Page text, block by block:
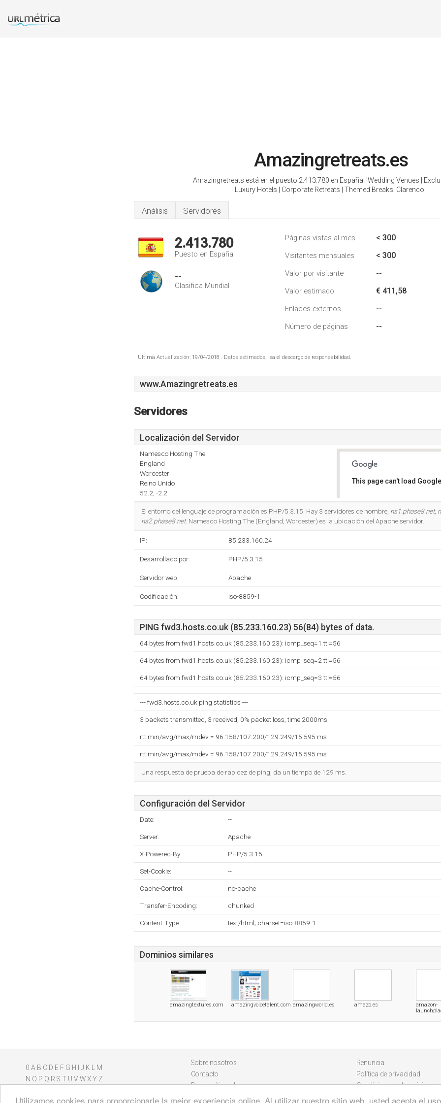
Utilizamos cookies para proporcionarle la mejor experiencia online. Al utilizar nuestro sitio web, usted acepta el
Amazingretreats.es
Amazingretreats está en el puesto 2.413.780 en España. 'Wedding Venues |
Luxury Hotels | Corporate Retreats | Themed Breaks: Clarenco.'
Análisis Servidores
2.413.780
Puesto en España
--
Clasifica Mundial
Páginas vistas al mes < 300
Visitantes mensuales < 300
Valor por visitante --
Valor estimado € 411,58
Enlaces externos --
Número de páginas --
Última Actualización: 19/04/2018 . Datos estimados, lea el descargo de responsabilidad.
www.Amazingretreats.es
Servidores
Localización del Servidor
Namesco Hosting The
England
Worcester
Reino Unido
52.2, -2.2
This page can't load
El entorno del lenguaje de programación es PHP/5.3.15. Hay 3 servidores de nombre, ns1.phase8.net,
ns2.phase8.net. Namesco Hosting The (England, Worcester) es la ubicación del Apache servidor.
IP: 85.233.160.24
Desarrollado por: PHP/5.3.15
Servidor web: Apache
Codificación: iso-8859-1
PING fwd3.hosts.co.uk (85.233.160.23) 56(84) bytes of data.
64 bytes from fwd1.hosts.co.uk (85.233.160.23): icmp_seq=1 ttl=56
64 bytes from fwd1.hosts.co.uk (85.233.160.23): icmp_seq=2 ttl=56
64 bytes from fwd1.hosts.co.uk (85.233.160.23): icmp_seq=3 ttl=56
--- fwd3.hosts.co.uk ping statistics ---
3 packets transmitted, 3 received, 0% packet loss, time 2000ms
rtt min/avg/max/mdev = 96.158/107.200/129.249/15.595 ms
rtt min/avg/max/mdev = 96.158/107.200/129.249/15.595 ms
Una respuesta de prueba de rapidez de ping, da un tiempo de 129 ms.
Configuración del Servidor
Date: --
Server: Apache
X-Powered-By: PHP/5.3.15
Set-Cookie: --
Cache-Control: no-cache
Transfer-Encoding: chunked
Content-Type: text/html; charset=iso-8859-1
Dominios similares
amazingtextures.com amazingvoicetalent.com amazingworld.es amazo.es
amazon-
0 A B C D E F G H J K
M
N O P Q R S T U V WXY Z
Sobre nosotros
Contacto
Borrar sitio web
Renuncia
Política de privacidad
Condiciones del servicio